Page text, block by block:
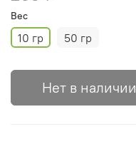
Вес
10 гр 50 гр
Нет в наличии